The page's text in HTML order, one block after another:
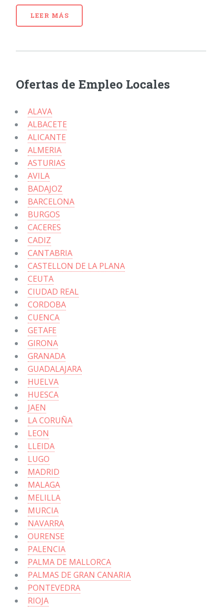
LEER MÁS
Ofertas de Empleo Locales
ALAVA
ALBACETE
ALICANTE
ALMERIA
ASTURIAS
AVILA
BADAJOZ
BARCELONA
BURGOS
CACERES
CADIZ
CANTABRIA
CASTELLON DE LA PLANA
CEUTA
CIUDAD REAL
CORDOBA
CUENCA
GETAFE
GIRONA
GRANADA
GUADALAJARA
HUELVA
HUESCA
JAEN
LA CORUÑA
LEON
LLEIDA
LUGO
MADRID
MALAGA
MELILLA
MURCIA
NAVARRA
OURENSE
PALENCIA
PALMA DE MALLORCA
PALMAS DE GRAN CANARIA
PONTEVEDRA
RIOJA